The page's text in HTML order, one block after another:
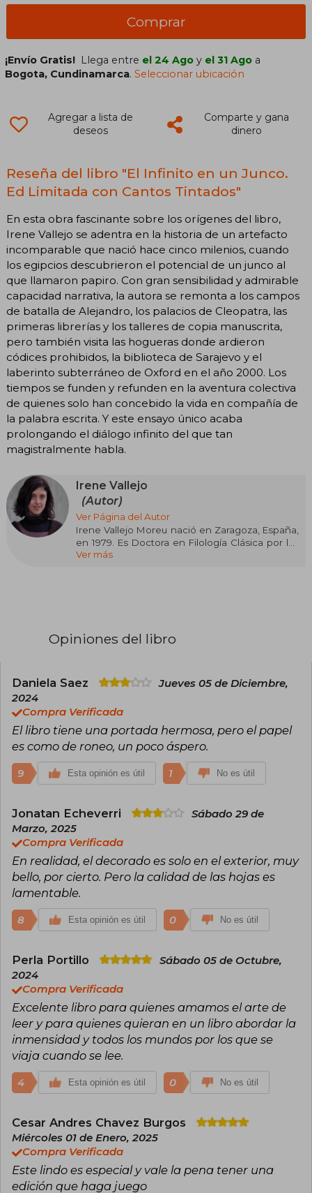
Comprar
¡Envío Gratis! Llega entre el 24 Ago y el 31 Ago a
Bogota, Cundinamarca.Seleccionar ubicación
Agregar a lista de
deseos
Comparte y gana
dinero
Reseña del libro "El Infinito en un Junco.
Ed Limitada con Cantos Tintados"
En esta obra fascinante sobre los orígenes del libro,
Irene Vallejo se adentra en la historia de un artefacto
incomparable que nació hace cinco milenios, cuando
los egipcios descubrieron el potencial de un junco al
que llamaron papiro. Con gran sensibilidad y admirable
capacidad narrativa, la autora se remonta a los campos
de batalla de Alejandro, los palacios de Cleopatra, las
primeras librerías y los talleres de copia manuscrita,
pero también visita las hogueras donde ardieron
códices prohibidos, la biblioteca de Sarajevo y el
laberinto subterráneo de Oxford en el año 2000. Los
tiempos se funden y refunden en la aventura colectiva
de quienes solo han concebido la vida en compañía de
la palabra escrita. Y este ensayo único acaba
prolongando el diálogo infinito del que tan
magistralmente habla.
Irene Vallejo
(Autor)
Ver Página del Autor
Irene Vallejo Moreu nació en Zaragoza, España,
en 1979. Es Doctora en Filología Clásica por las
universidades de Zaragoza y Florencia. Colabora
aragonesas Hablarán de nosotras, de 2016.
las obras: El inventor de viajes, ilustrada por José
en colaboración con la pintora Lina Vila.
Ver más
Opiniones del libro
Daniela Saez
Jueves 05 de Diciembre,
2024
Compra Verificada
El libro tiene una portada hermosa, pero el papel
es como de roneo, un poco áspero.
9 Esta opinión es útil 1 No es útil
Jonatan Echeverri
Sábado 29 de
Marzo, 2025
Compra Verificada
En realidad, el decorado es solo en el exterior, muy
bello, por cierto. Pero la calidad de las hojas es
lamentable.
8 Esta opinión es útil 0 No es útil
Perla Portillo
Sábado 05 de Octubre,
2024
Compra Verificada
Excelente libro para quienes amamos el arte de
leer y para quienes quieran en un libro abordar la
inmensidad y todos los mundos por los que se
viaja cuando se lee.
4 Esta opinión es útil 0 No es útil
Cesar Andres Chavez Burgos
Miércoles 01 de Enero, 2025
Compra Verificada
Este lindo es especial y vale la pena tener una
edición que haga juego